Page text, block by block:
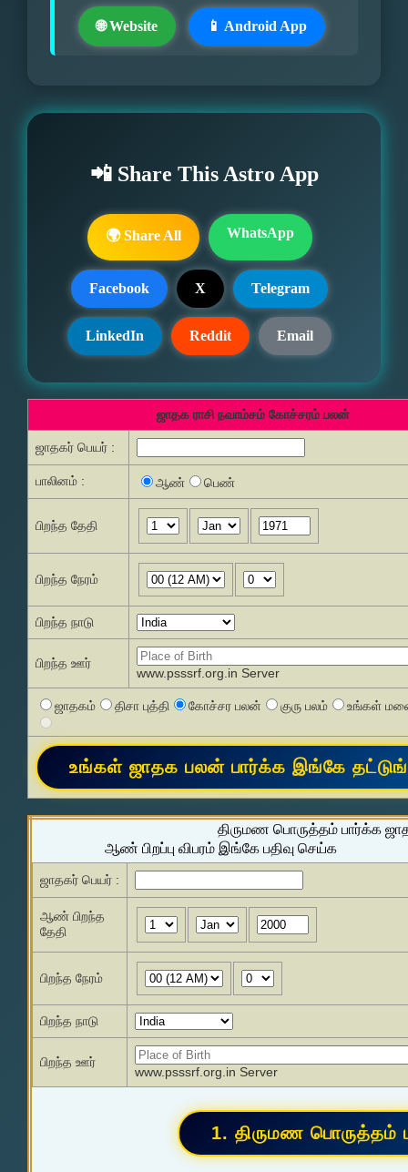
🌐 Website 📱 Android App
📲 Share This Astro App
🌍 Share All WhatsApp
Facebook X Telegram
LinkedIn Reddit Email
ஜாதக ராசி நவாம்சம் கோச்சரம் பலன்
ஜாதகர் பெயர் :
பாலினம் : ஆண் பெண்
பிறந்த தேதி
பிறந்த நேரம்
பிறந்த நாடு
பிறந்த ஊர்
www.psssrf.org.in Server
ஜாதகம் திசா புத்தி கோச்சர பலன் குரு பலம் உங்கள்
திருமண பொருத்தம் பார்க்க
ஆண் பிறப்பு விபரம் இங்கே பதிவு செய்க
ஜாதகர் பெயர் :
ஆண் பிறந்த
தேதி
பிறந்த நேரம்
பிறந்த நாடு
பிறந்த ஊர்
www.psssrf.org.in Server